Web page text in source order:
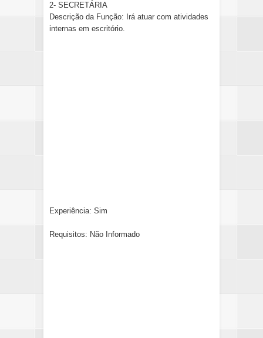
2- SECRETÁRIA
Descrição da Função: Irá atuar com atividades
internas em escritório.
Experiência: Sim
Requisitos: Não Informado